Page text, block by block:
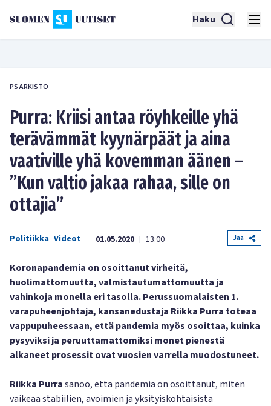
Haku
PS ARKISTO
Purra: Kriisi antaa röyhkeille yhä
terävämmät kyynärpäät ja aina
vaativille yhä kovemman äänen –
”Kun valtio jakaa rahaa, sille on
ottajia”
Politiikka Videot 01.05.2020 | 13:00 Jaa
Koronapandemia on osoittanut virheitä,
huolimattomuutta, valmistautumattomuutta ja
vahinkoja monella eri tasolla. Perussuomalaisten 1.
varapuheenjohtaja, kansanedustaja Riikka Purra toteaa
vappupuheessaan, että pandemia myös osoittaa, kuinka
pysyviksi ja peruuttamattomiksi monet pienestä
alkaneet prosessit ovat vuosien varrella muodostuneet.
Riikka Purrasanoo, että pandemia on osoittanut, miten
vaikeaa stabiilien, avoimien ja yksityiskohtaisista